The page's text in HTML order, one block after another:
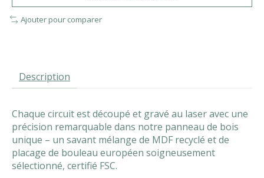
Ajouter pour comparer
Description
Chaque circuit est découpé et gravé au laser avec une
précision remarquable dans notre panneau de bois
unique – un savant mélange de MDF recyclé et de
placage de bouleau européen soigneusement
sélectionné, certifié FSC.